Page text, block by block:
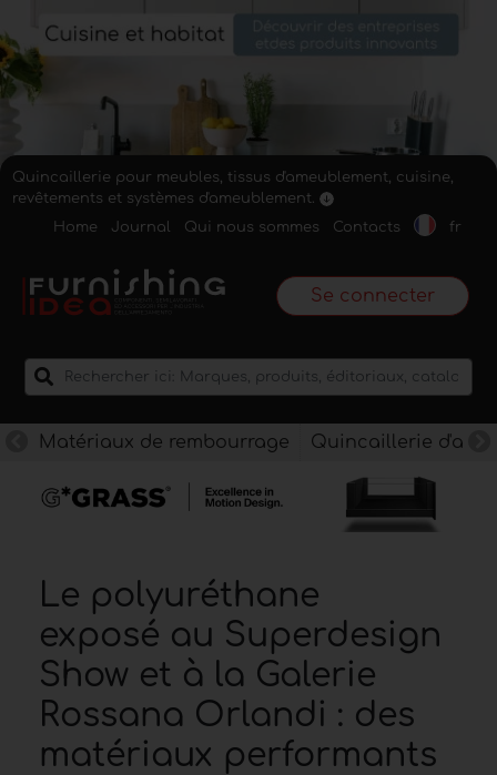
Quincaillerie pour meubles, tissus d'ameublement, cuisine,
revêtements et systèmes d'ameublement.
Home
Journal Qui nous sommes Contacts fr
Se connecter
Matériaux de rembourrage Quincaillerie
Le polyuréthane
exposé au Superdesign
Show et à la Galerie
Rossana Orlandi : des
matériaux performants